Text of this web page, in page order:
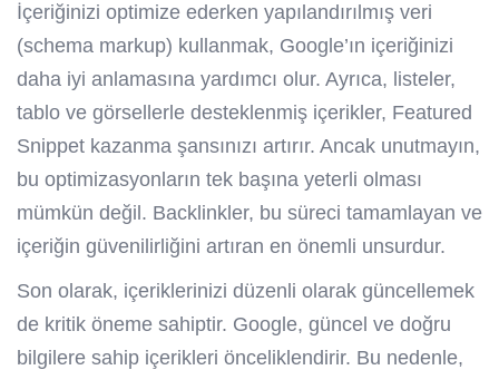
İçeriğinizi optimize ederken yapılandırılmış veri
(schema markup) kullanmak, Google’ın içeriğinizi
daha iyi anlamasına yardımcı olur. Ayrıca, listeler,
tablo ve görsellerle desteklenmiş içerikler, Featured
Snippet kazanma şansınızı artırır. Ancak unutmayın,
bu optimizasyonların tek başına yeterli olması
mümkün değil. Backlinkler, bu süreci tamamlayan ve
içeriğin güvenilirliğini artıran en önemli unsurdur.
Son olarak, içeriklerinizi düzenli olarak güncellemek
de kritik öneme sahiptir. Google, güncel ve doğru
bilgilere sahip içerikleri önceliklendirir. Bu nedenle,